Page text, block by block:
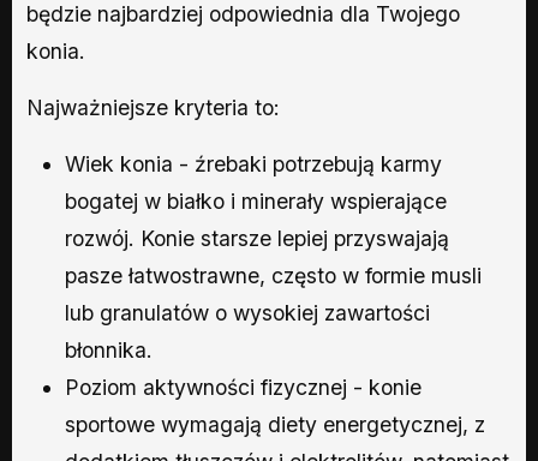
będzie najbardziej odpowiednia dla Twojego
konia.
Najważniejsze kryteria to:
Wiek konia - źrebaki potrzebują karmy
bogatej w białko i minerały wspierające
rozwój. Konie starsze lepiej przyswajają
pasze łatwostrawne, często w formie musli
lub granulatów o wysokiej zawartości
błonnika.
Poziom aktywności fizycznej - konie
sportowe wymagają diety energetycznej, z